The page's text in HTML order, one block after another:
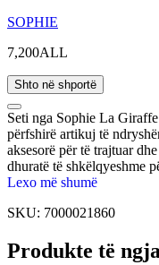
SOPHIE
7,200ALL
Shto në shportë
Seti nga Sophie La
përfshirë artikuj të
aksesorë për të trajtuar
dhuratë të shkëlqyeshme
Lexo më shumë
SKU: 7000021860
Produkte të